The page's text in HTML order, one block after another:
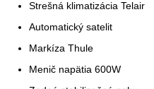
Strešná klimatizácia Telair
Automatický satelit
Markíza Thule
Menič napätia 600W